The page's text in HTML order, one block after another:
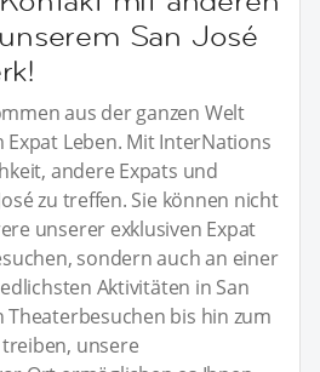
San José
aus der ganzen Welt
Leben. Mit InterNations
andere Expats und
zu treffen. Sie können nicht
unserer exklusiven Expat
sondern auch an einer
Aktivitäten in San
Theaterbesuchen bis hin zum
unsere